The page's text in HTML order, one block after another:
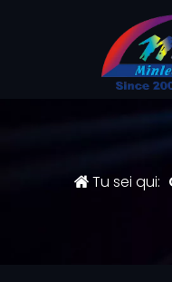
Tu sei qui: